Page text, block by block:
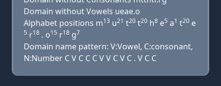
Domain without Vowels ueae.o
Alphabet positions m13 u21 t20 t20 h8 e5 a1 t20 e
5 r18 . o15 r18 g7
Domain name pattern: V:Vowel, C:consonant,
N:Number C V C C C V V C V C . V C C